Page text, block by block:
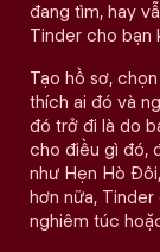
đang tìm, hay
Tinder cho bạn
Tạo hồ sơ,
thích ai đó và
đó trở đi là do
cho điều gì đó,
như Hẹn Hò
hơn nữa,
nghiêm túc